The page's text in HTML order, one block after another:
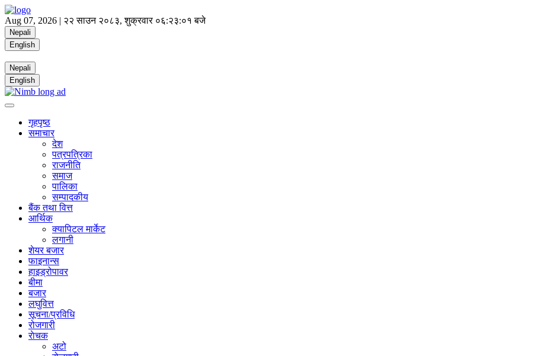
Aug 07, 2026 | २२ साउन २०८३, शुक्रवार ०६:२३:०२ बजे
Nepali
English
Nepali
English
गृहपृष्ठ
समाचार
देश
पत्रपत्रिका
राजनीति
समाज
पालिका
सम्पादकीय
बैंक तथा वित्त
आर्थिक
क्यापिटल मार्केट
लगानी
शेयर बजार
फाइनान्स
हाइड्रोपावर
बीमा
बजार
लघुवित्त
सूचना/प्रविधि
रोजगारी
राेचक
अटो